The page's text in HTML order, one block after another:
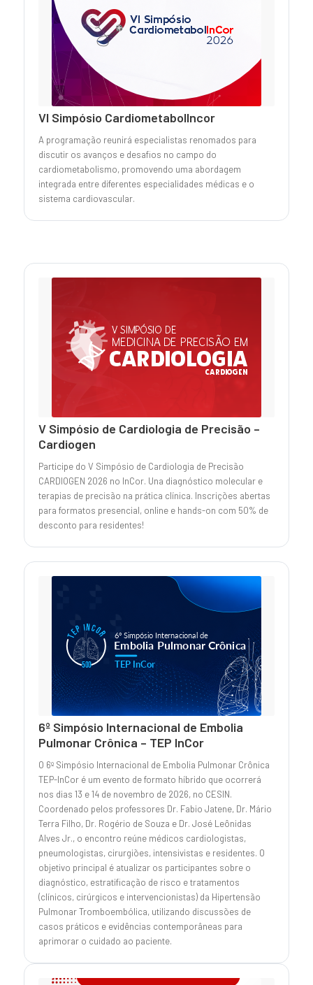
VI Simpósio CardiometabolIncor
A programação reunirá especialistas renomados para
discutir os avanços e desafios no campo do
cardiometabolismo, promovendo uma abordagem
integrada entre diferentes especialidades médicas e o
sistema cardiovascular.
V Simpósio de Cardiologia de Precisão –
Cardiogen
Participe do V Simpósio de Cardiologia de Precisão
CARDIOGEN 2026 no InCor. Una diagnóstico molecular e
terapias de precisão na prática clínica. Inscrições abertas
para formatos presencial, online e hands-on com 50% de
desconto para residentes!
6º Simpósio Internacional de Embolia
Pulmonar Crônica – TEP InCor
O 6º Simpósio Internacional de Embolia Pulmonar Crônica
TEP-InCor é um evento de formato híbrido que ocorrerá
nos dias 13 e 14 de novembro de 2026, no CESIN.
Coordenado pelos professores Dr. Fabio Jatene, Dr. Mário
Terra Filho, Dr. Rogério de Souza e Dr. José Leônidas
Alves Jr., o encontro reúne médicos cardiologistas,
pneumologistas, cirurgiões, intensivistas e residentes. O
objetivo principal é atualizar os participantes sobre o
diagnóstico, estratificação de risco e tratamentos
(clínicos, cirúrgicos e intervencionistas) da Hipertensão
Pulmonar Tromboembólica, utilizando discussões de
casos práticos e evidências contemporâneas para
aprimorar o cuidado ao paciente.